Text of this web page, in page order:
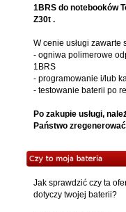
1BRS do notebooków
Z30t .
W cenie usługi zawarte
- ogniwa polimerowe
1BRS
- programowanie i/lub
- testowanie baterii po
Po zakupie usługi,
Państwo
Jak sprawdzić czy ta
dotyczy twojej baterii?